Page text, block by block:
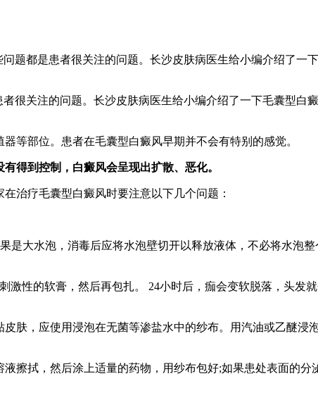
都是患者很关注的问题。长沙皮肤病医生给小编介绍了一
关注的问题。长沙皮肤病医生给小编介绍了一下毛囊型白
部位。患者在毛囊型白癜风早期并不会有特别的感觉。
得到控制，白癜风会呈现出扩散、恶化。
治疗毛囊型白癜风时要注意以下几个问题：
大水泡，消毒后应将水泡壁切开以释放液体，不必将水泡整
的软膏，然后再包扎。 24小时后，痂会变软脱落，头发
，应使用浸泡在无菌等渗盐水中的纱布。用汽油或乙醚浸
拭，然后涂上适量的药物，用纱布包好;如果患处表面的分